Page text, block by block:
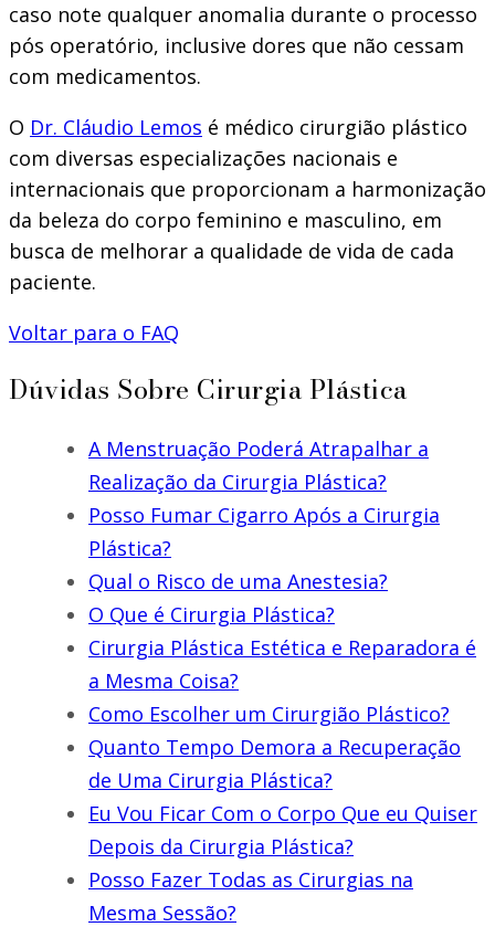
caso note qualquer anomalia durante o processo
pós operatório, inclusive dores que não cessam
com medicamentos.
O Dr. Cláudio Lemos é médico cirurgião plástico
com diversas especializações nacionais e
internacionais que proporcionam a harmonização
da beleza do corpo feminino e masculino, em
busca de melhorar a qualidade de vida de cada
paciente.
Voltar para o FAQ
Dúvidas Sobre Cirurgia Plástica
A Menstruação Poderá Atrapalhar a
Realização da Cirurgia Plástica?
Posso Fumar Cigarro Após a Cirurgia
Plástica?
Qual o Risco de uma Anestesia?
O Que é Cirurgia Plástica?
Cirurgia Plástica Estética e Reparadora é
a Mesma Coisa?
Como Escolher um Cirurgião Plástico?
Quanto Tempo Demora a Recuperação
de Uma Cirurgia Plástica?
Eu Vou Ficar Com o Corpo Que eu Quiser
Depois da Cirurgia Plástica?
Posso Fazer Todas as Cirurgias na
Mesma Sessão?